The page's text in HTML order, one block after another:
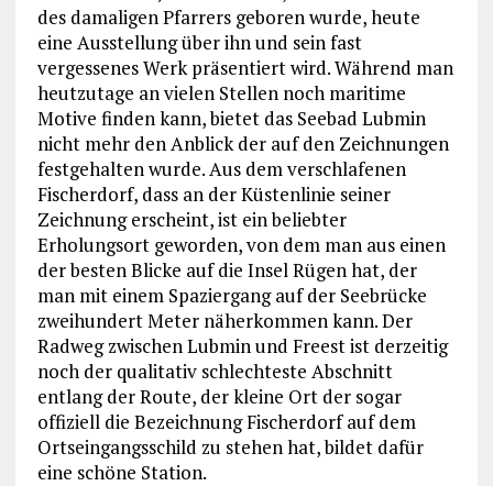
des damaligen Pfarrers geboren wurde, heute
eine Ausstellung über ihn und sein fast
vergessenes Werk präsentiert wird. Während man
heutzutage an vielen Stellen noch maritime
Motive finden kann, bietet das Seebad Lubmin
nicht mehr den Anblick der auf den Zeichnungen
festgehalten wurde. Aus dem verschlafenen
Fischerdorf, dass an der Küstenlinie seiner
Zeichnung erscheint, ist ein beliebter
Erholungsort geworden, von dem man aus einen
der besten Blicke auf die Insel Rügen hat, der
man mit einem Spaziergang auf der Seebrücke
zweihundert Meter näherkommen kann. Der
Radweg zwischen Lubmin und Freest ist derzeitig
noch der qualitativ schlechteste Abschnitt
entlang der Route, der kleine Ort der sogar
offiziell die Bezeichnung Fischerdorf auf dem
Ortseingangsschild zu stehen hat, bildet dafür
eine schöne Station.